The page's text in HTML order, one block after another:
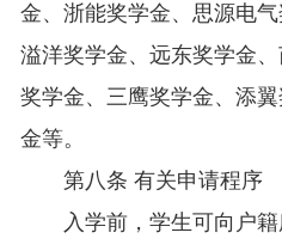
金、浙能奖学金、思源电气
溢洋奖学金、远东奖学金
奖学金、三鹰奖学金、添
金等。
第八条 有关申请程序
入学前，学生可向户